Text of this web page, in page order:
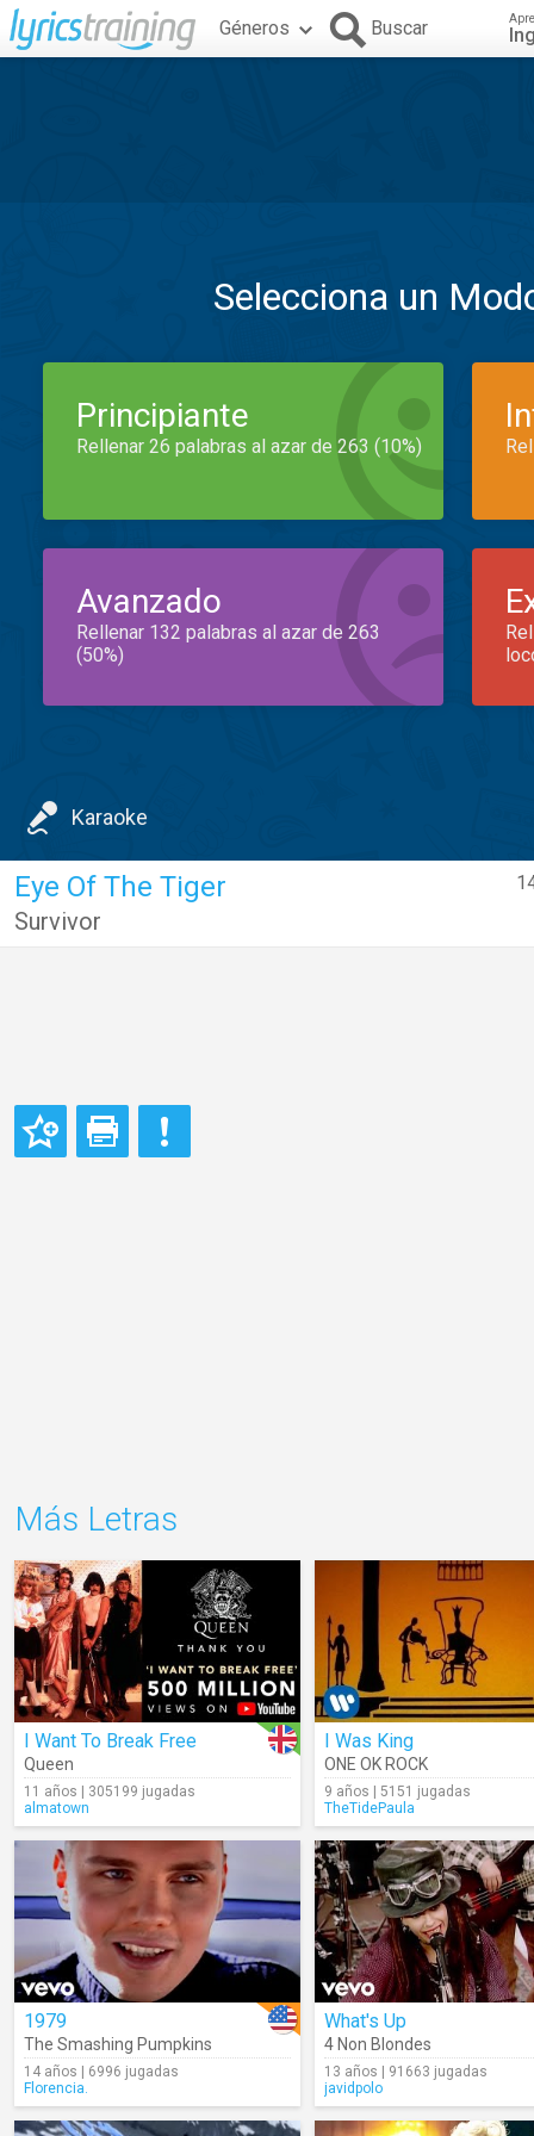
Géneros Buscar
Selecciona un
Principiante
Rellenar 26 palabras al azar de 263 (10%)
Avanzado
Rellenar 132 palabras al azar de 263
(50%)
Karaoke
Eye Of The Tiger
Survivor
Más Letras
I Want To Break Free
Queen
11 años | 305199 jugadas
almatown
I Was King
ONE OK ROCK
9 años | 5151 jugadas
TheTidePaula
1979
The Smashing Pumpkins
14 años | 6996 jugadas
Florencia.
What's Up
4 Non Blondes
13 años | 91663 jugadas
javidpolo